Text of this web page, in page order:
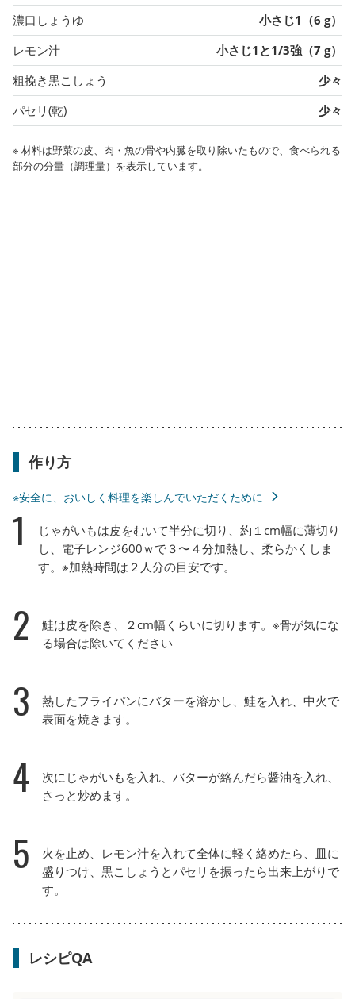
濃口しょうゆ
小さじ1（6 g）
レモン汁
小さじ1と1/3強（7 g）
粗挽き黒こしょう
少々
パセリ(乾)
少々
※ 材料は野菜の皮、肉・魚の骨や内臓を取り除いたもので、食べられる
部分の分量（調理量）を表示しています。
作り方
※安全に、おいしく料理を楽しんでいただくために
1
じゃがいもは皮をむいて半分に切り、約１cm幅に薄切り
し、電子レンジ600ｗで３〜４分加熱し、柔らかくしま
す。※加熱時間は２人分の目安です。
2
鮭は皮を除き、２cm幅くらいに切ります。※骨が気にな
る場合は除いてください
3
熱したフライパンにバターを溶かし、鮭を入れ、中火で
表面を焼きます。
4
次にじゃがいもを入れ、バターが絡んだら醤油を入れ、
さっと炒めます。
5
火を止め、レモン汁を入れて全体に軽く絡めたら、皿に
盛りつけ、黒こしょうとパセリを振ったら出来上がりで
す。
レシピQA